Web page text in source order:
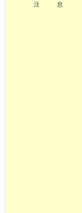
注
息